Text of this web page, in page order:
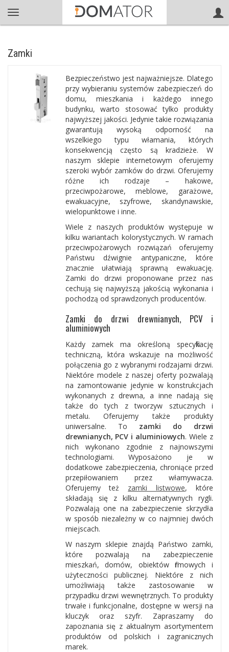
Zamki
Bezpieczeństwo jest najważniejsze. Dlatego
przy wybieraniu systemów zabezpieczeń do
domu, mieszkania i każdego innego
budynku, warto stosować tylko produkty
najwyższej jakości. Jedynie takie rozwiązania
gwarantują wysoką odporność na
wszelkiego typu włamania, których
konsekwencją często są kradzieże. W
naszym sklepie internetowym oferujemy
szeroki wybór zamków do drzwi. Oferujemy
różne ich rodzaje – hakowe,
przeciwpożarowe, meblowe, garażowe,
ewakuacyjne, szyfrowe, skandynawskie,
wielopunktowe i inne.
Wiele z naszych produktów występuje w
kilku wariantach kolorystycznych. W ramach
przeciwpożarowych rozwiązań oferujemy
Państwu dźwignie antypaniczne, które
znacznie ułatwiają sprawną ewakuację.
Zamki do drzwi proponowane przez nas
cechują się najwyższą jakością wykonania i
pochodzą od sprawdzonych producentów.
Zamki do drzwi drewnianych, PCV i
aluminiowych
Każdy zamek ma określoną specyfikację
techniczną, która wskazuje na możliwość
połączenia go z wybranymi rodzajami drzwi.
Niektóre modele z naszej oferty pozwalają
na zamontowanie jedynie w konstrukcjach
wykonanych z drewna, a inne nadają się
także do tych z tworzyw sztucznych i
metalu. Oferujemy także produkty
uniwersalne. To zamki do drzwi
drewnianych, PCV i aluminiowych. Wiele z
nich wykonano zgodnie z najnowszymi
technologiami. Wyposażono je w
dodatkowe zabezpieczenia, chroniące przed
przepiłowaniem przez włamywacza.
Oferujemy też zamki listwowe, które
składają się z kilku alternatywnych rygli.
Pozwalają one na zabezpieczenie skrzydła
w sposób niezależny w co najmniej dwóch
miejscach.
W naszym sklepie znajdą Państwo zamki,
które pozwalają na zabezpieczenie
mieszkań, domów, obiektów firmowych i
użyteczności publicznej. Niektóre z nich
umożliwiają także zastosowanie w
przypadku drzwi wewnętrznych. To produkty
trwałe i funkcjonalne, dostępne w wersji na
kluczyk oraz szyfr. Zapraszamy do
zapoznania się z aktualnym asortymentem
produktów od polskich i zagranicznych
marek.